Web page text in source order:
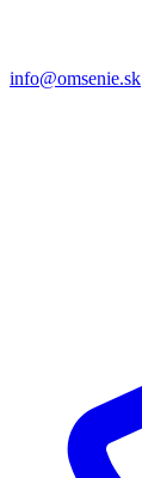
info@omsenie.sk